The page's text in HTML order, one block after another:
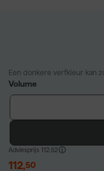
Een donkere verfkleur kan
Volume
Adviesprijs 112,52
112,50